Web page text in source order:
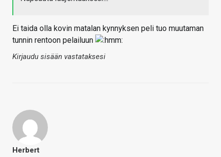
Ei taida olla kovin matalan kynnyksen peli tuo muutaman
tunnin rentoon pelailuun
Kirjaudu sisään vastataksesi
Herbert